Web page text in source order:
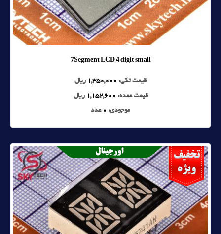
7Segment LCD 4 digit small
قیمت تکی: 1,350,000 ریال
قیمت عمده: 1,152,600 ریال
موجودی: 0 عدد